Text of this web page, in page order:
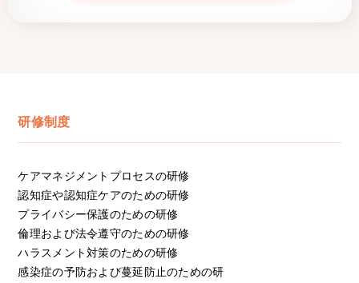
研修制度
ケアマネジメントプロセスの研修
認知症や認知症ケアのための研修
プライバシー保護のための研修
倫理および法令遵守のための研修
ハラスメント対策のための研修
感染症の予防および蔓延防止のための研